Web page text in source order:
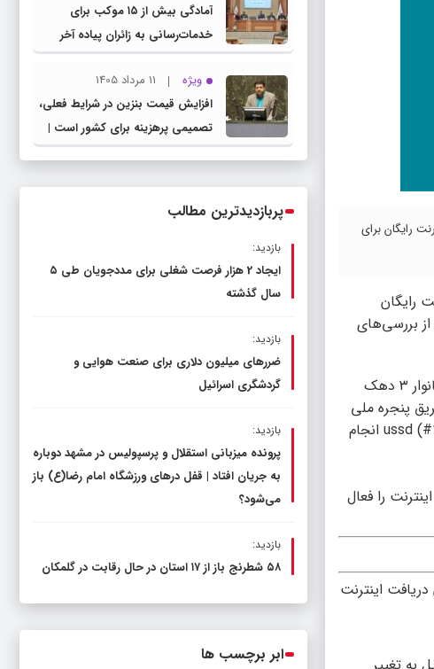
اینترنت رایگان برای
رایگان
بررسی‌های
«جواد موحد»، معاون دولت الکترونیک روز دوشنبه در گفت‌وگو با خبرنگار ایرنا در تشریح جزئیات آخرین آمار ثبت‌نام سرپرست خانوار ۳ دهک
از طریق پنجره ملی
خدمات دولت هوشمند و کد USSD برای دریافت اینترنت رایگان ثبت‌نام کرده‌اند. بیشترین تعداد ثبت‌نام نیز از بستر کد ussd (#۱۲۳۴*۴*) انجام
را فعال
اینترنت
آموزش و پرورش خراسان رضوی
آمادگی بیش از ۱۵ موکب برای
خدمات‌رسانی به زائران پیاده آخر
صفر در شهرستان چناران
ویژه
11 مرداد 1405
افزایش قیمت بنزین در شرایط فعلی،
تصمیمی پرهزینه برای کشور است |
دولت، قاچاق سوخت و عوامل اصلی
پربازدیدترین مطالب
بازدید:
ایجاد 2 هزار فرصت شغلی برای مددجویان طی ۵
سال گذشته
بازدید:
ضررهای میلیون دلاری برای صنعت هوایی و
گردشگری اسرائیل
بازدید:
پرونده میزبانی استقلال و پرسپولیس در مشهد دوباره
به جریان افتاد | قفل در‌های ورزشگاه امام رضا(ع) باز
می‌شود؟
بازدید:
۵۸ شطرنج‌ باز از ۱۷ استان در حال رقابت در گلمکان
ابر برچسب ها